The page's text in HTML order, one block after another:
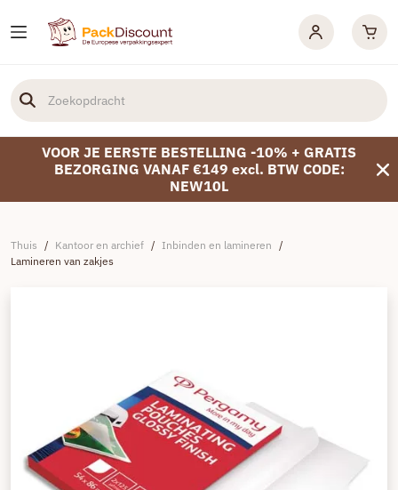
VOOR JE EERSTE BESTELLING -10% + GRATIS
BEZORGING VANAF €149 excl. BTW CODE:
NEW10L
Thuis / Kantoor en archief / Inbinden en lamineren /
Lamineren van zakjes